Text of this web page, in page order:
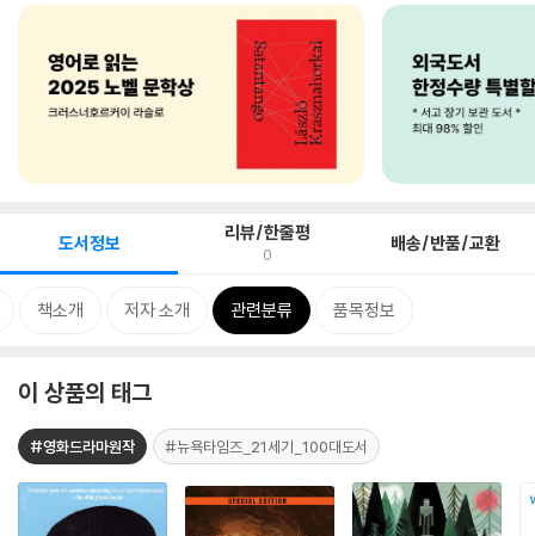
도서정보 리뷰/한줄평
0 배송/반품/교환
책소개 저자 소개 관련분류 품목정보
이 상품의 태그
#영화드라마원작 #뉴욕타임즈_21세기_100대도서